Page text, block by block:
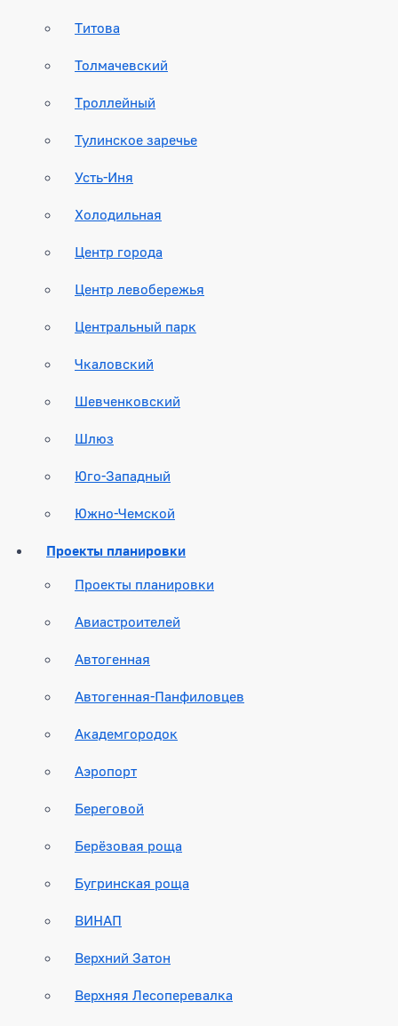
Титова
Толмачевский
Троллейный
Тулинское заречье
Усть-Иня
Холодильная
Центр города
Центр левобережья
Центральный парк
Чкаловский
Шевченковский
Шлюз
Юго-Западный
Южно-Чемской
Проекты планировки
Проекты планировки
Авиастроителей
Автогенная
Автогенная-Панфиловцев
Академгородок
Аэропорт
Береговой
Берёзовая роща
Бугринская роща
ВИНАП
Верхний Затон
Верхняя Лесоперевалка